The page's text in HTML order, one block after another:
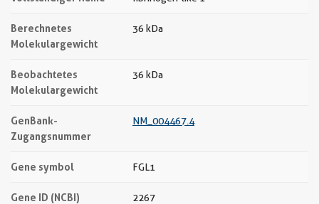
Berechnetes
Molekulargewicht
36 kDa
Beobachtetes
Molekulargewicht
36 kDa
GenBank-
Zugangsnummer
NM_004467.4
Gene symbol FGL1
Gene ID (NCBI) 2267